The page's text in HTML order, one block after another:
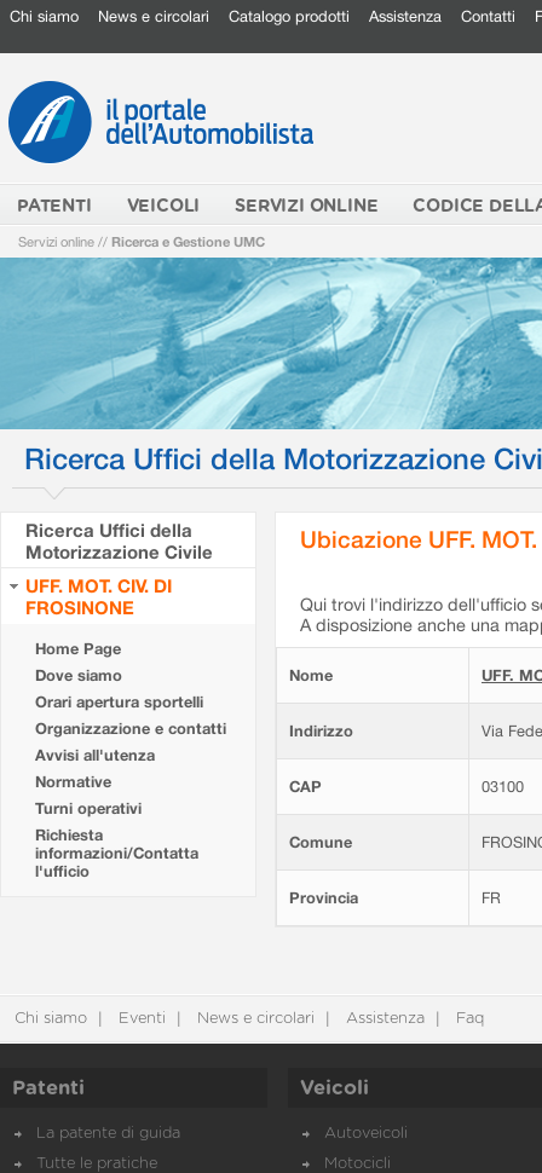
Chi siamo News e circolari Catalogo prodotti Assistenza Contatti
PATENTI VEICOLI SERVIZI ONLINE CODICE
Servizi online // Ricerca e Gestione UMC
Ricerca Uffici della Motorizzazione
Ricerca Uffici della
Motorizzazione Civile
UFF. MOT. CIV. DI
FROSINONE
Home Page
Dove siamo
Orari apertura sportelli
Organizzazione e contatti
Avvisi all'utenza
Normative
Turni operativi
Richiesta
informazioni/Contatta
l'ufficio
Ubicazione UFF.
Qui trovi l'indirizzo dell'ufficio
A disposizione anche una
Nome UFF.
Indirizzo Via
CAP 03100
Comune
Provincia FR
Chi siamo Eventi News e circolari Assistenza Faq
Patenti
La patente di guida
Tutte le pratiche
Veicoli
Autoveicoli
Motocicli